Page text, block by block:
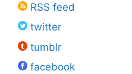
RSS feed
twitter
tumblr
facebook